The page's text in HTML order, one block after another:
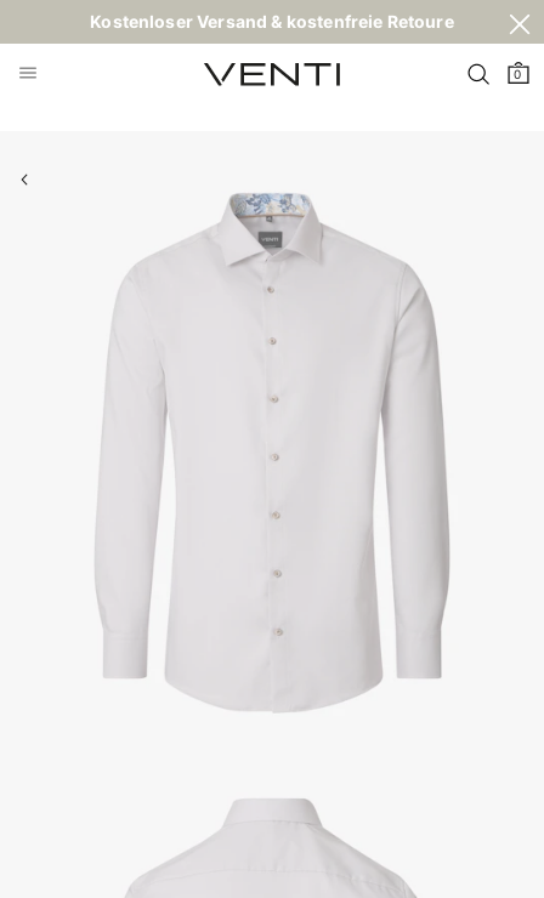
Kostenloser Versand & kostenfreie Retoure
0